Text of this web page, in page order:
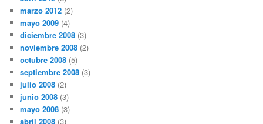
marzo 2012 (2)
mayo 2009 (4)
diciembre 2008 (3)
noviembre 2008 (2)
octubre 2008 (5)
septiembre 2008 (3)
julio 2008 (2)
junio 2008 (3)
mayo 2008 (3)
abril 2008 (3)